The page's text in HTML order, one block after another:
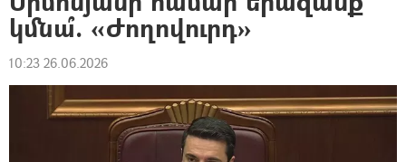
կմնա՞. «Ժողովուրդ»
10:23 26.06.2026